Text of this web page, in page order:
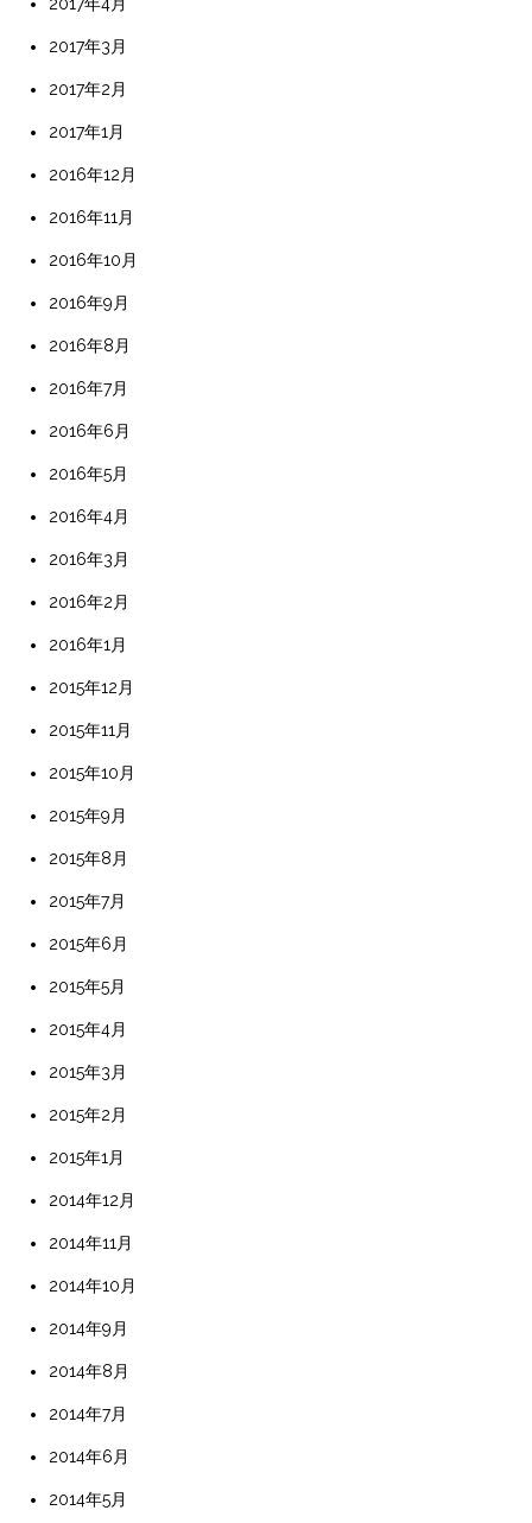
2017年3月
2017年2月
2017年1月
2016年12月
2016年11月
2016年10月
2016年9月
2016年8月
2016年7月
2016年6月
2016年5月
2016年4月
2016年3月
2016年2月
2016年1月
2015年12月
2015年11月
2015年10月
2015年9月
2015年8月
2015年7月
2015年6月
2015年5月
2015年4月
2015年3月
2015年2月
2015年1月
2014年12月
2014年11月
2014年10月
2014年9月
2014年8月
2014年7月
2014年6月
2014年5月